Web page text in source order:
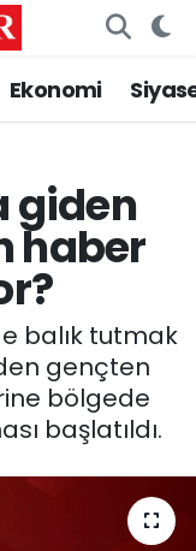
Ekonomi
giden
haber
balık tutmak
gençten
bölgede
başlatıldı.